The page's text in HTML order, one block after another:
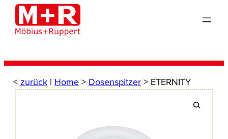
< zurück | Home> Dosenspitzer> ETERNITY